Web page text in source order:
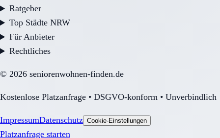
Ratgeber
Top Städte NRW
Für Anbieter
Rechtliches
© 2026 seniorenwohnen-finden.de
Kostenlose Platzanfrage • DSGVO-konform • Unverbindlich
ImpressumDatenschutz Cookie-Einstellungen
Platzanfrage starten